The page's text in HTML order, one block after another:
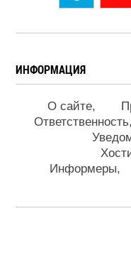
ИНФОРМАЦИЯ
О сайте
Ответственность
Информеры